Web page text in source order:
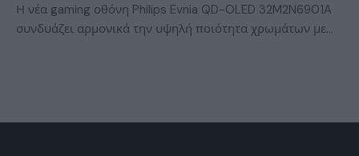
Η νέα gaming οθόνη Philips Evnia QD-OLED 32M2N6901A
συνδυάζει αρμονικά την υψηλή ποιότητα χρωμάτων με…